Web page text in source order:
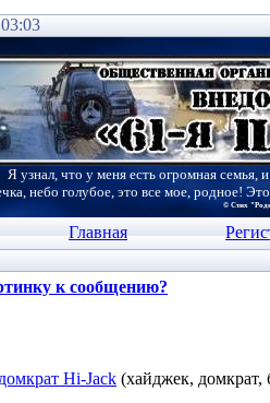
Я узнал, что у меня есть огромная семья,
небо голубое, это все мое, родное!
© Стих
Главная
к сообщению?
Hi-Jack (хайджек, домкрат,